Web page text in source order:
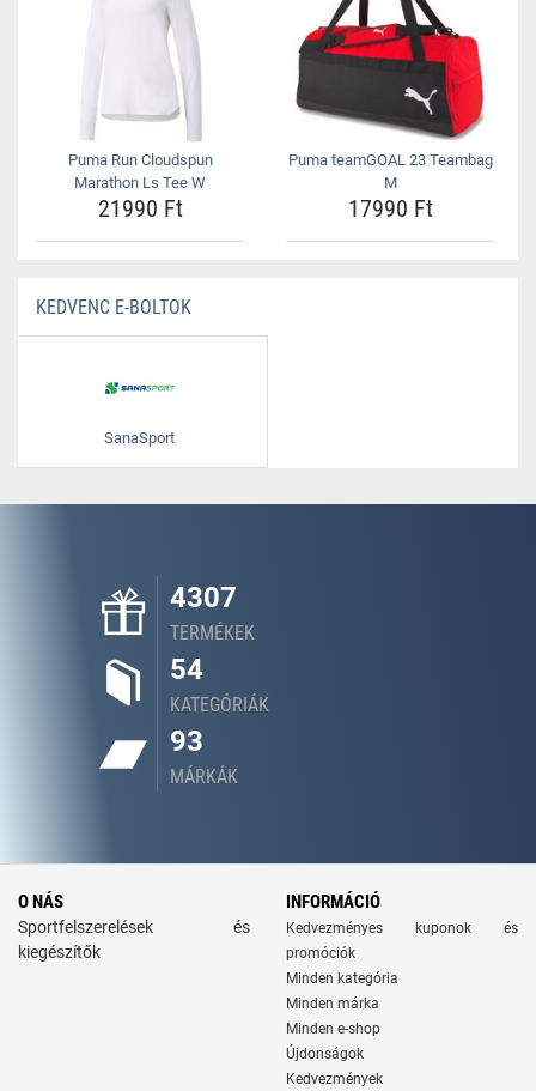
Puma Run Cloudspun
Marathon Ls Tee W
21990 Ft
Puma teamGOAL 23 Teambag
M
17990 Ft
KEDVENC E-BOLTOK
SanaSport
4307
TERMÉKEK
54
KATEGÓRIÁK
93
MÁRKÁK
O NÁS
Sportfelszerelések és
kiegészítők
INFORMÁCIÓ
Kedvezményes kuponok és
promóciók
Minden kategória
Minden márka
Minden e-shop
Újdonságok
Kedvezmények